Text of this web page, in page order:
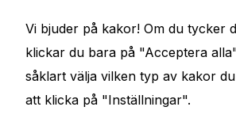
JÖRGENS
Vi bjuder på kakor! Om du tycker
klickar du bara på "Acceptera
såklart välja vilken typ av kakor
att klicka på "Inställningar".